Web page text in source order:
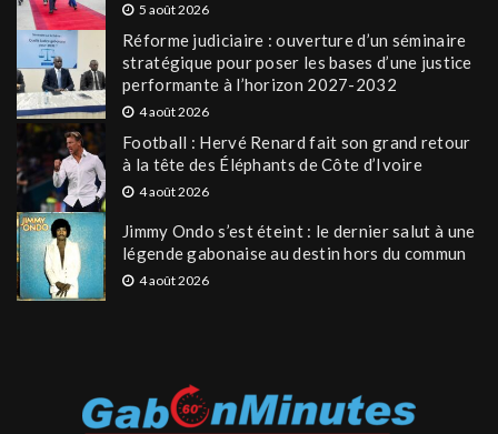
5 août 2026
Réforme judiciaire : ouverture d’un séminaire
stratégique pour poser les bases d’une justice
performante à l’horizon 2027-2032
4 août 2026
Football : Hervé Renard fait son grand retour
à la tête des Éléphants de Côte d’Ivoire
4 août 2026
Jimmy Ondo s’est éteint : le dernier salut à une
légende gabonaise au destin hors du commun
4 août 2026